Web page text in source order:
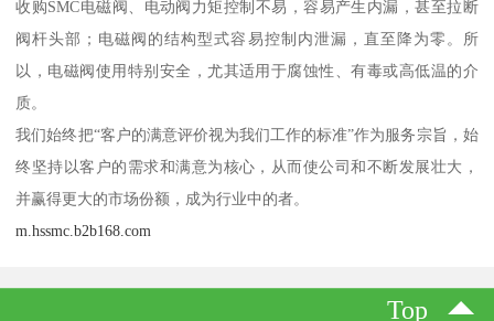
收购SMC电磁阀、电动阀力矩控制不易，容易产生内漏，甚至拉断
阀杆头部；电磁阀的结构型式容易控制内泄漏，直至降为零。所
以，电磁阀使用特别安全，尤其适用于腐蚀性、有毒或高低温的介
质。
我们始终把“客户的满意评价视为我们工作的标准”作为服务宗旨，始
终坚持以客户的需求和满意为核心，从而使公司和不断发展壮大，
并赢得更大的市场份额，成为行业中的者。
m.hssmc.b2b168.com
Top